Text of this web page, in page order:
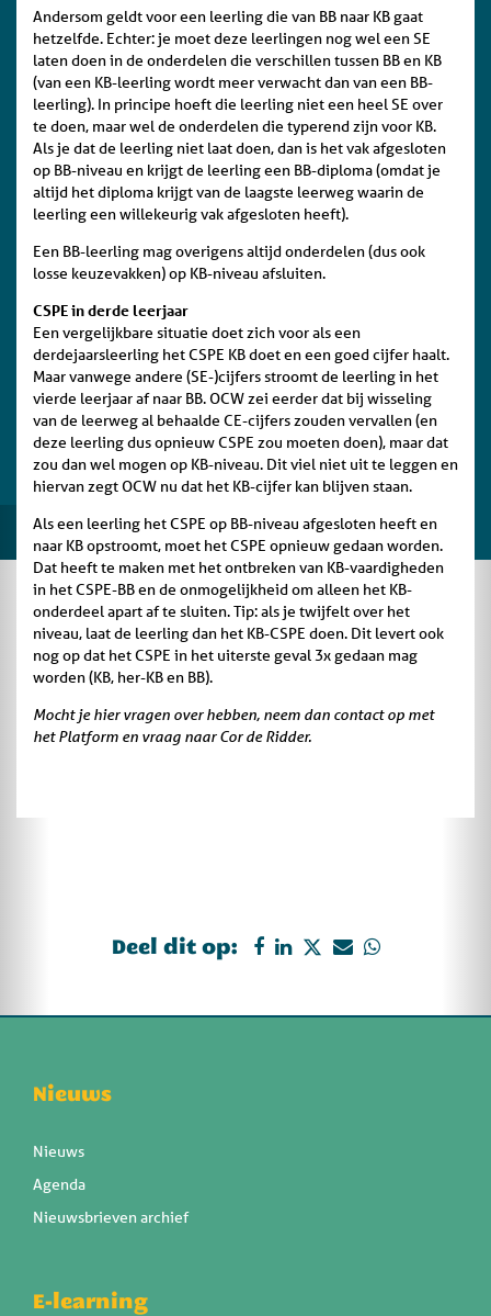
Andersom geldt voor een leerling die van BB naar KB gaat
hetzelfde. Echter: je moet deze leerlingen nog wel een SE
laten doen in de onderdelen die verschillen tussen BB en KB
(van een KB-leerling wordt meer verwacht dan van een BB-
leerling). In principe hoeft die leerling niet een heel SE over
te doen, maar wel de onderdelen die typerend zijn voor KB.
Als je dat de leerling niet laat doen, dan is het vak afgesloten
op BB-niveau en krijgt de leerling een BB-diploma (omdat je
altijd het diploma krijgt van de laagste leerweg waarin de
leerling een willekeurig vak afgesloten heeft).
Een BB-leerling mag overigens altijd onderdelen (dus ook
losse keuzevakken) op KB-niveau afsluiten.
CSPE in derde leerjaar
Een vergelijkbare situatie doet zich voor als een
derdejaarsleerling het CSPE KB doet en een goed cijfer haalt.
Maar vanwege andere (SE-)cijfers stroomt de leerling in het
vierde leerjaar af naar BB. OCW zei eerder dat bij wisseling
van de leerweg al behaalde CE-cijfers zouden vervallen (en
deze leerling dus opnieuw CSPE zou moeten doen), maar dat
zou dan wel mogen op KB-niveau. Dit viel niet uit te leggen en
hiervan zegt OCW nu dat het KB-cijfer kan blijven staan.
Als een leerling het CSPE op BB-niveau afgesloten heeft en
naar KB opstroomt, moet het CSPE opnieuw gedaan worden.
Dat heeft te maken met het ontbreken van KB-vaardigheden
in het CSPE-BB en de onmogelijkheid om alleen het KB-
onderdeel apart af te sluiten. Tip: als je twijfelt over het
niveau, laat de leerling dan het KB-CSPE doen. Dit levert ook
nog op dat het CSPE in het uiterste geval 3x gedaan mag
worden (KB, her-KB en BB).
Mocht je hier vragen over hebben, neem dan contact op met
het Platform en vraag naar Cor de Ridder.
Deel dit op:
Nieuws
Nieuws
Agenda
Nieuwsbrieven archief
E-learning